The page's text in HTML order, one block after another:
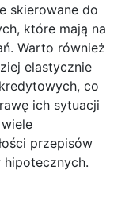
skierowane do
które mają na
Warto również
elastycznie
co
ich sytuacji
przepisów
hipotecznych.